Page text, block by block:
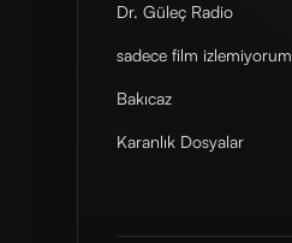
Dr. Güleç Radio
sadece film izlemiyorum
Bakıcaz
Karanlık Dosyalar